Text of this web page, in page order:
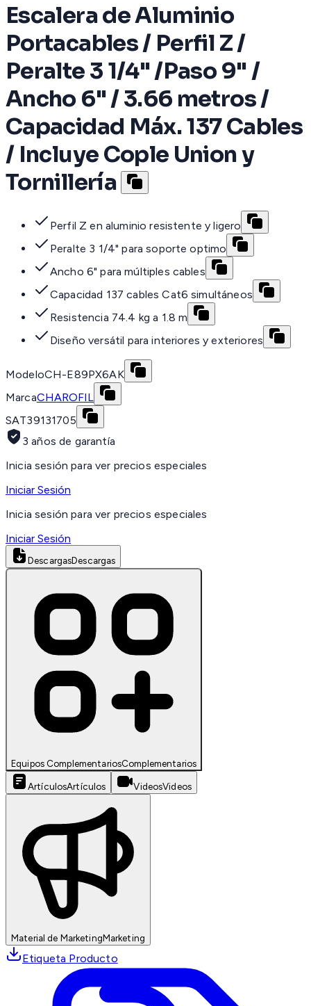
Escalera de Aluminio
Portacables / Perfil Z /
Peralte 3 1/4" /Paso 9" /
Ancho 6" / 3.66 metros /
Capacidad Máx. 137 Cables
/ Incluye Cople Union y
Tornillería
Perfil Z en aluminio resistente y ligero
Peralte 3 1/4" para soporte optimo
Ancho 6" para múltiples cables
Capacidad 137 cables Cat6 simultáneos
Resistencia 74.4 kg a 1.8 m
Diseño versátil para interiores y exteriores
ModeloCH-E89PX6AK
MarcaCHAROFIL
SAT39131705
3 años de garantía
Inicia sesión para ver precios especiales
Iniciar Sesión
Inicia sesión para ver precios especiales
Iniciar Sesión
DescargasDescargas
Equipos ComplementariosComplementarios
ArtículosArtículos VideosVideos
Material de MarketingMarketing
Etiqueta Producto